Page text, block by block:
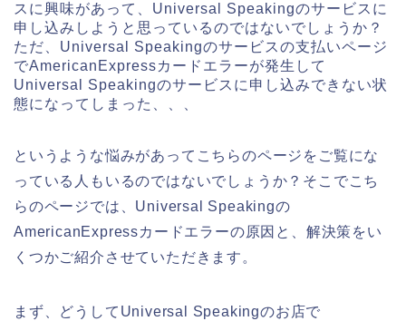
スに興味があって、Universal Speakingのサービスに
申し込みしようと思っているのではないでしょうか？
ただ、Universal Speakingのサービスの支払いページ
でAmericanExpressカードエラーが発生して
Universal Speakingのサービスに申し込みできない状
態になってしまった、、、
というような悩みがあってこちらのページをご覧にな
っている人もいるのではないでしょうか？そこでこち
らのページでは、Universal Speakingの
AmericanExpressカードエラーの原因と、解決策をい
くつかご紹介させていただきます。
まず、どうしてUniversal Speakingのお店で